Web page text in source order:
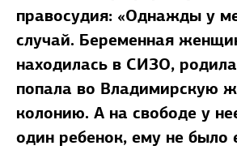
правосудия: «Однажды у
случай. Беременная
находилась в СИЗО,
попала во Владимирскую
колонию. А на свободе у
один ребенок, ему не было